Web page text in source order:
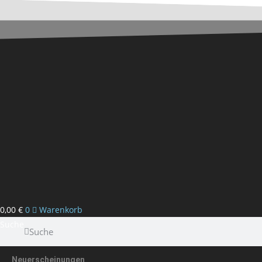
Inhalt
springen
0,00 € 0
Warenkorb
Suche
Neuerscheinungen